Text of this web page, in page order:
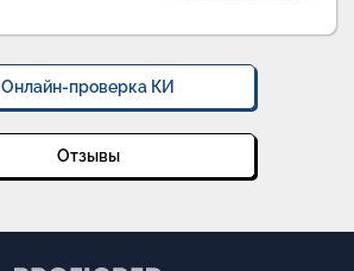
Онлайн-проверка КИ
Отзывы